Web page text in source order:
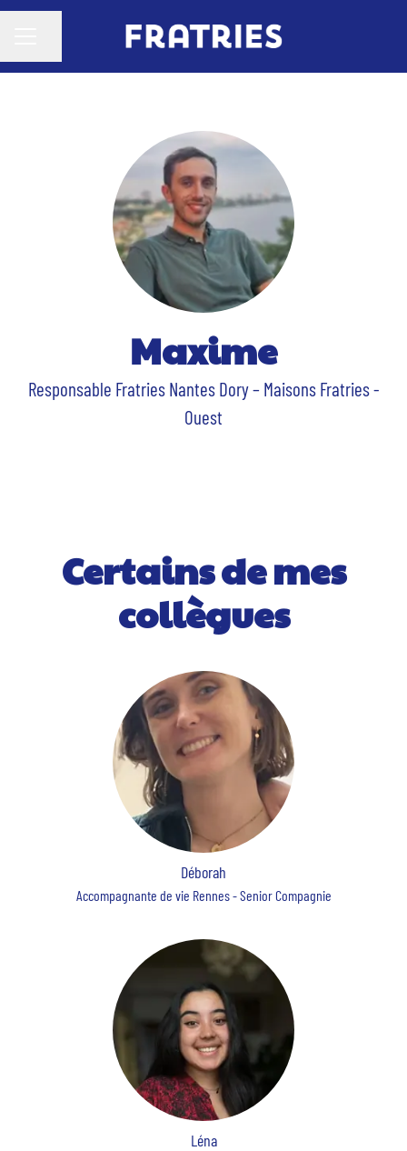
Maxime
Responsable Fratries Nantes Dory – Maisons Fratries -
Ouest
Certains de mes
collègues
Déborah
Accompagnante de vie Rennes - Senior Compagnie
Léna